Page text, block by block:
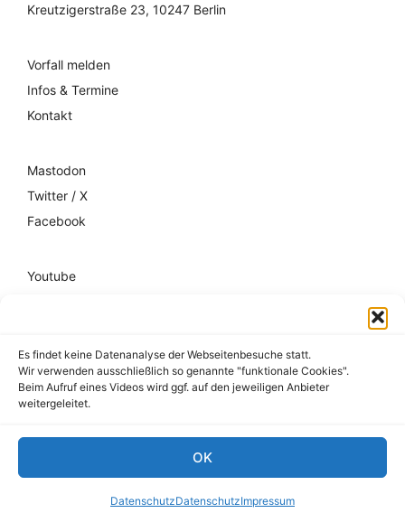
Es findet keine Datenanalyse der Webseitenbesuche statt.
Wir verwenden ausschließlich so genannte "funktionale Cookies".
Beim Aufruf eines Videos wird ggf. auf den jeweiligen Anbieter
weitergeleitet.
OK
DatenschutzDatenschutzImpressum
Kreutzigerstraße 23, 10247 Berlin
Vorfall melden
Infos & Termine
Kontakt
Mastodon
Twitter / X
Facebook
Youtube
Impressum
Datenschutz
© 2026 register-friedrichshain.de